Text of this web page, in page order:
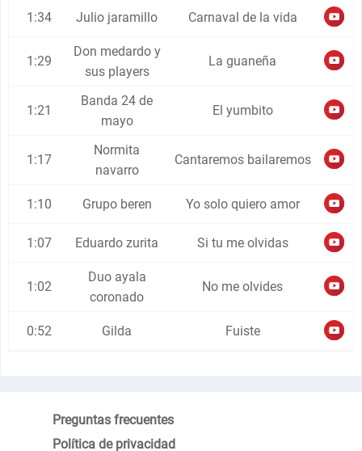
1:34 Julio jaramillo Carnaval de la vida
1:29
Don medardo y
sus players
La guaneña
1:21
Banda 24 de
mayo
El yumbito
1:17
Normita
navarro
Cantaremos bailaremos
1:10 Grupo beren Yo solo quiero amor
1:07 Eduardo zurita Si tu me olvidas
1:02
Duo ayala
coronado
No me olvides
0:52 Gilda Fuiste
Preguntas frecuentes
Política de privacidad